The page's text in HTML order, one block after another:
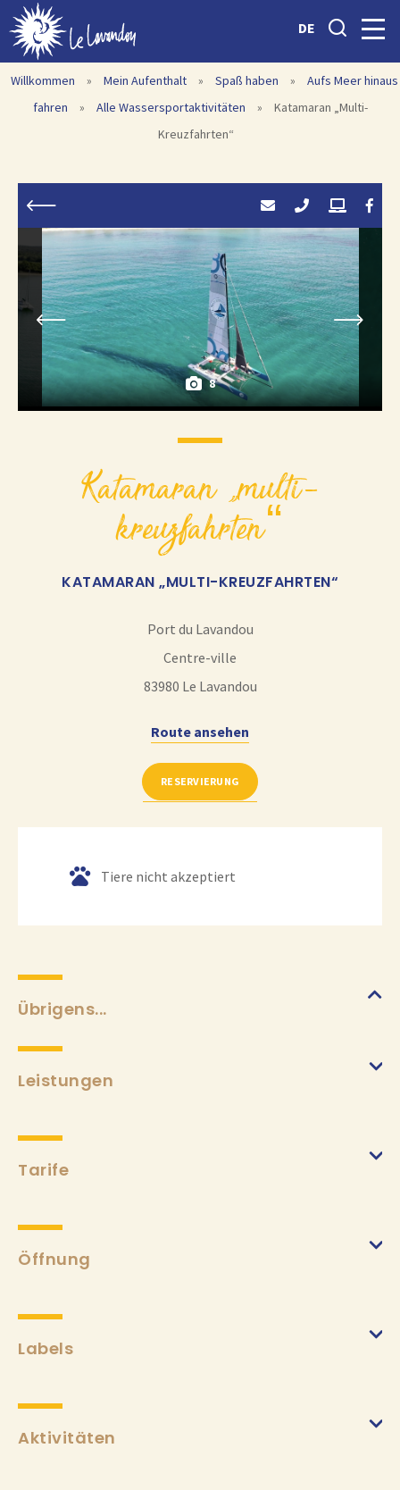
DE
Willkommen » Mein Aufenthalt » Spaß haben »
Aufs Meer hinaus
fahren
» Alle Wassersportaktivitäten »
Katamaran „Multi-
Kreuzfahrten“
8
katamaran „multi-
kreuzfahrten“
KATAMARAN „MULTI-KREUZFAHRTEN“
Port du Lavandou
Centre-ville
83980 Le Lavandou
Route ansehen
RESERVIERUNG
Tiere nicht akzeptiert
Übrigens...
Leistungen
Tarife
Öffnung
Labels
Aktivitäten